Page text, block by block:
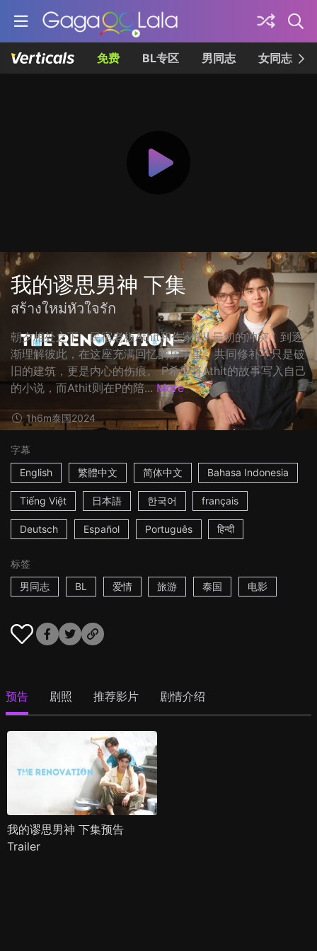
免费 BL专区 男同志 女同志
我的谬思男神 下集
สร้างใหม่หัวใจรัก
朝夕相处之下，民宿老板Athit和作家P从最初的冲突，到逐
渐理解彼此，在这座充满回忆的房子里，共同修补不只是破
旧的建筑，更是内心的伤痕。 P希望将Athit的故事写入自己
的小说，而Athit则在P的陪... More
1h6m泰国2024
字幕
English
繁體中文 简体中文 Bahasa Indonesia
Tiếng Việt 日本語 한국어 français
Deutsch Español Português हिन्दी
标签
男同志
BL 爱情 旅游 泰国 电影
预告 剧照 推荐影片 剧情介绍
我的谬思男神 下集预告
Trailer